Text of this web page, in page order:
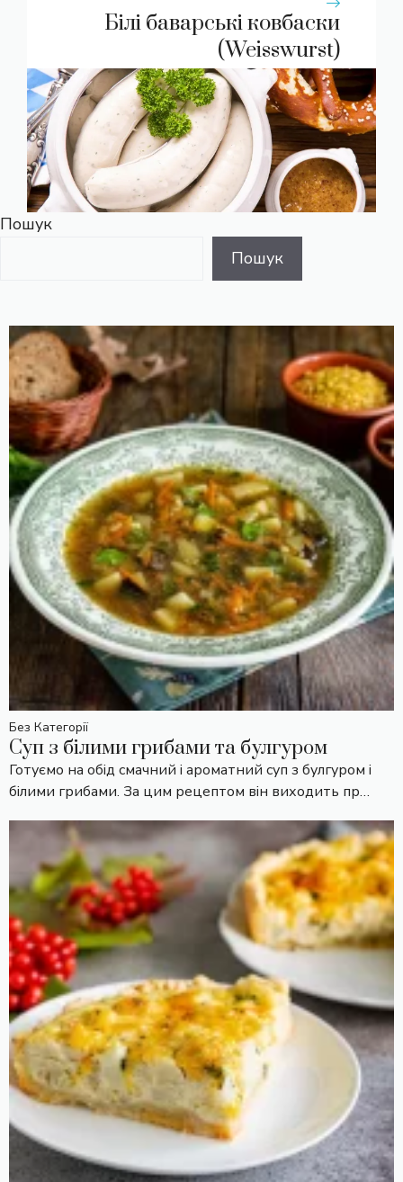
Білі баварські ковбаски
(Weisswurst)
Пошук
Пошук
Без Категорії
Суп з білими грибами та булгуром
Готуємо на обід смачний і ароматний суп з булгуром і
білими грибами. За цим рецептом він виходить пр…